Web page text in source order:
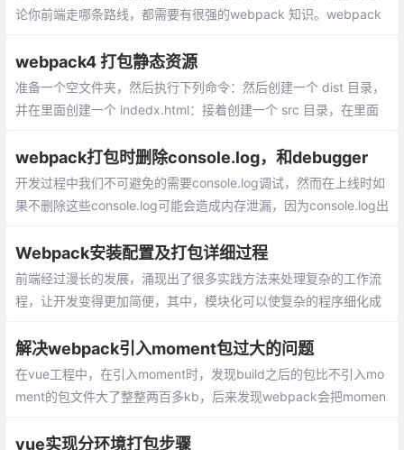
论你前端走哪条路线，都需要有很强的webpack 知识。webpack
的打包速度。
webpack4 打包静态资源
准备一个空文件夹，然后执行下列命令：然后创建一个 dist 目录，
并在里面创建一个 indedx.html：接着创建一个 src 目录，在里面
夹，再写入几个 js:
webpack打包时删除console.log，和debugger
开发过程中我们不可避免的需要console.log调试，然而在上线时如
果不删除这些console.log可能会造成内存泄漏，因为console.log出
件，看代码：
Webpack安装配置及打包详细过程
前端经过漫长的发展，涌现出了很多实践方法来处理复杂的工作流
程，让开发变得更加简便，其中，模块化可以使复杂的程序细化成
是通过兼容所有模块化方案让你无痛接入项目
解决webpack引入moment包过大的问题
在vue工程中，在引入moment时，发现build之后的包比不引入mo
ment的包文件大了整整两百多kb，后来发现webpack会把momen
vue实现分环境打包步骤